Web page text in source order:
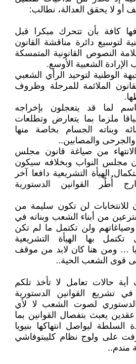
أو لا يحقق العدالة، نطالب:
كافة بأن تتحرك مبكرا قبل
لتوسيع دائرة مناقشة القانون
النصوص القانونية المتمسكة
الشعبية الأوسع.
الوطنية لتوحيد الرأي الشعبي
الملائمة للمرحلة وظروف
لما قد يتعجلون بإخراجه
ملزما بما يتعارض وتطلعات
وبناته الجسام بخاصة منها
والمصابين..
من صياغة قانون مجلس
مجلس النواب وبخلافه سيكون
الهيأة التشريعية دافعا آخر
أُطُر القوانين الدستورية
للانتخابات لن تكون سليمة من
من أبناء الشعب وبناته في
وصياغاتهم ولن تكتمل ما لم تكن
بها الهيأة التشريعية
… ومن هنا كان لابد من موقف
قوى الشعب الحية..
أية حالات تعامل لا تأخذ تلكم
تشريع القوانين الدستورية
الدستوري لصوت الشعب لا لأي
يعبث بتفصال القوانين بما
ليواصل انتهاكها بنيويا
على ولوج نظام كليبتوفاشي
مندم..